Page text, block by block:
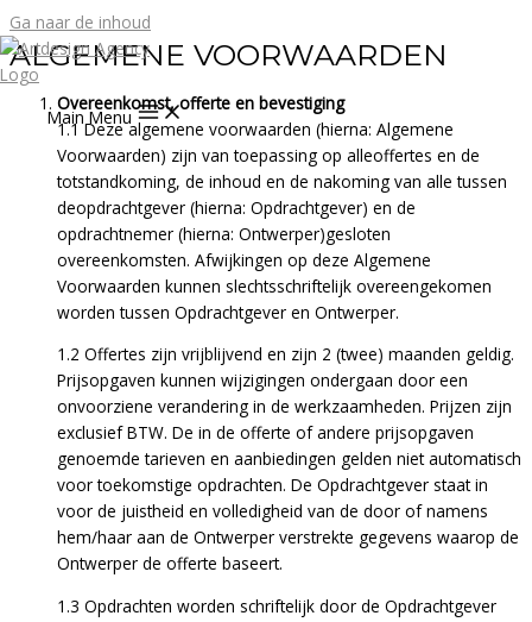
Ga naar de inhoud
Main Menu
ALGEMENE VOORWAARDEN
Overeenkomst, offerte en bevestiging
1.1 Deze algemene voorwaarden (hierna: Algemene
Voorwaarden) zijn van toepassing op alleoffertes en de
totstandkoming, de inhoud en de nakoming van alle tussen
deopdrachtgever (hierna: Opdrachtgever) en de
opdrachtnemer (hierna: Ontwerper)gesloten
overeenkomsten. Afwijkingen op deze Algemene
Voorwaarden kunnen slechtsschriftelijk overeengekomen
worden tussen Opdrachtgever en Ontwerper.
1.2 Offertes zijn vrijblijvend en zijn 2 (twee) maanden geldig.
Prijsopgaven kunnen wijzigingen ondergaan door een
onvoorziene verandering in de werkzaamheden. Prijzen zijn
exclusief BTW. De in de offerte of andere prijsopgaven
genoemde tarieven en aanbiedingen gelden niet automatisch
voor toekomstige opdrachten. De Opdrachtgever staat in
voor de juistheid en volledigheid van de door of namens
hem/haar aan de Ontwerper verstrekte gegevens waarop de
Ontwerper de offerte baseert.
1.3 Opdrachten worden schriftelijk door de Opdrachtgever